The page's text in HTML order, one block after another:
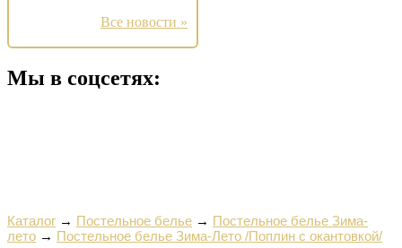
Все новости »
Мы в соцсетях:
Каталог → Постельное белье → Постельное белье Зима-
лето → Постельное белье Зима-Лето /Поплин с окантовкой/